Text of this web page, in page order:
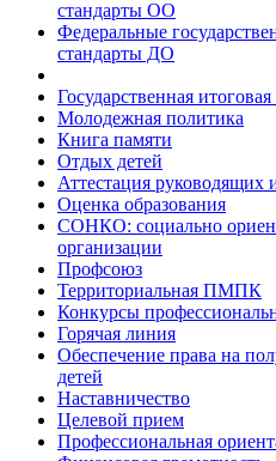
стандарты ОО
Федеральные
стандарты ДО
Государственная
Молодежная политика
Книга памяти
Отдых детей
Аттестация руководящих
Оценка образования
СОНКО: социально
организации
Профсоюз
Территориальная ПМПК
Конкурсы
Горячая линия
Обеспечение права на
детей
Наставничество
Целевой прием
Профессиональная